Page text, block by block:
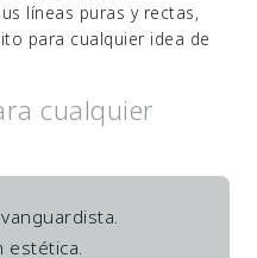
líneas puras y rectas,
para cualquier idea de
cualquier
estética.